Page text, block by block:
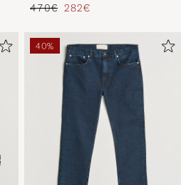
Precio ordinario
470€ Precio reducido
282€
40%